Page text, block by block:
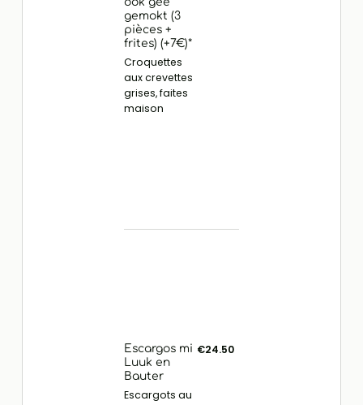
gemokt (3
pièces +
frites) (+7€)*
Croquettes
aux crevettes
grises, faites
maison
Escargos mi
Luuk en
Bauter
Escargots au
€24.50